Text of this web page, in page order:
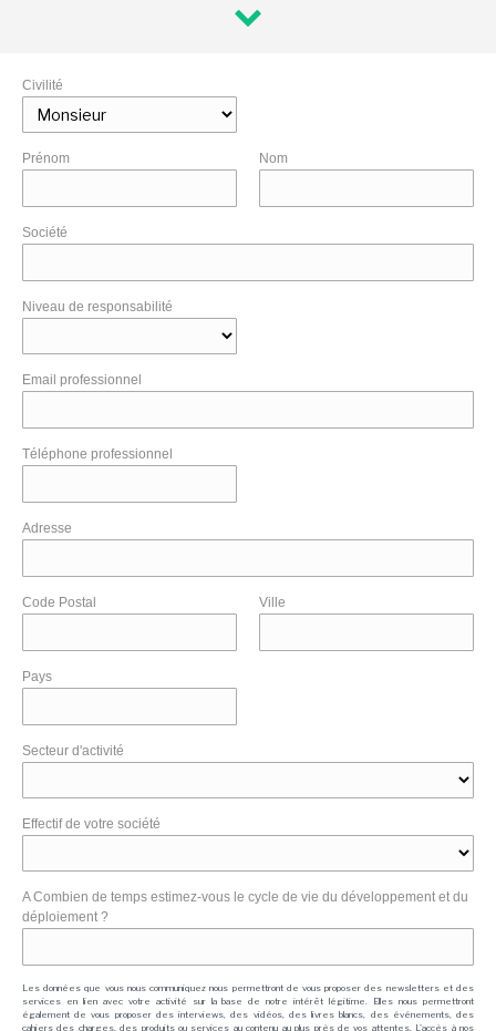
Civilité
Prénom Nom
Société
Niveau de responsabilité
Email professionnel
Téléphone professionnel
Adresse
Code Postal Ville
Pays
Secteur d'activité
Effectif de votre société
A Combien de temps estimez-vous le cycle de vie du développement et du
déploiement ?
Les données que vous nous communiquez nous permettront de vous proposer des newsletters et des
services en lien avec votre activité sur la base de notre intérêt légitime. Elles nous permettront
également de vous proposer des interviews, des vidéos, des livres blancs, des événements, des
cahiers des charges, des produits ou services au contenu au plus près de vos attentes. L'accès à nos